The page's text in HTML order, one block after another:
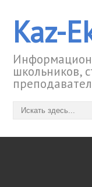
Kaz-
школьников,